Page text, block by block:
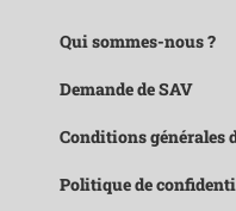
Qui sommes-nous ?
Demande de SAV
Conditions générales
Politique de